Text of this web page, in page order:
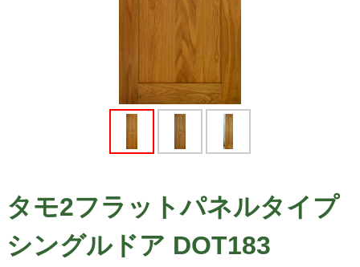
タモ2フラットパネルタイプ
シングルドア DOT183